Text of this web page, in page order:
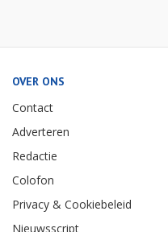
OVER ONS
Contact
Adverteren
Redactie
Colofon
Privacy & Cookiebeleid
Nieuwsscript